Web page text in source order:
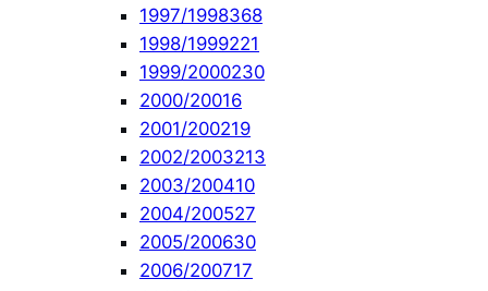
1997/1998368
1998/1999221
1999/2000230
2000/20016
2001/200219
2002/2003213
2003/200410
2004/200527
2005/200630
2006/200717